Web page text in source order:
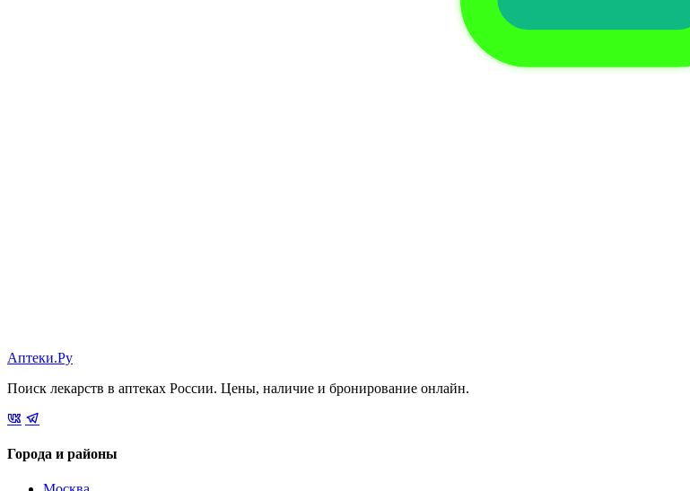
Аптеки.Ру
Поиск лекарств в аптеках России. Цены, наличие и бронирование онлайн.
Города и районы